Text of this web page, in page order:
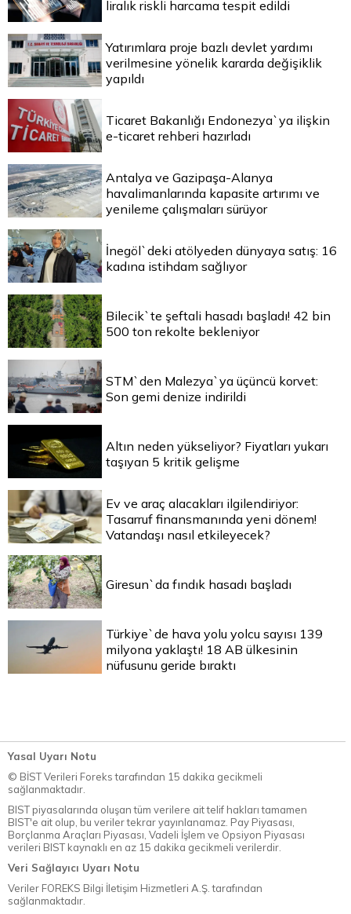
liralık riskli harcama tespit edildi
Yatırımlara proje bazlı devlet yardımı
verilmesine yönelik kararda değişiklik
yapıldı
Ticaret Bakanlığı Endonezya`ya ilişkin
e-ticaret rehberi hazırladı
Antalya ve Gazipaşa-Alanya
havalimanlarında kapasite artırımı ve
yenileme çalışmaları sürüyor
İnegöl`deki atölyeden dünyaya satış: 16
kadına istihdam sağlıyor
Bilecik`te şeftali hasadı başladı! 42 bin
500 ton rekolte bekleniyor
STM`den Malezya`ya üçüncü korvet:
Son gemi denize indirildi
Altın neden yükseliyor? Fiyatları yukarı
taşıyan 5 kritik gelişme
Ev ve araç alacakları ilgilendiriyor:
Tasarruf finansmanında yeni dönem!
Vatandaşı nasıl etkileyecek?
Giresun`da fındık hasadı başladı
Türkiye`de hava yolu yolcu sayısı 139
milyona yaklaştı! 18 AB ülkesinin
nüfusunu geride bıraktı
Yasal Uyarı Notu
© BİST Verileri Foreks tarafından 15 dakika gecikmeli
sağlanmaktadır.
BIST piyasalarında oluşan tüm verilere ait telif hakları tamamen
BIST'e ait olup, bu veriler tekrar yayınlanamaz. Pay Piyasası,
Borçlanma Araçları Piyasası, Vadeli İşlem ve Opsiyon Piyasası
verileri BIST kaynaklı en az 15 dakika gecikmeli verilerdir.
Veri Sağlayıcı Uyarı Notu
Veriler FOREKS Bilgi İletişim Hizmetleri A.Ş. tarafından
sağlanmaktadır.